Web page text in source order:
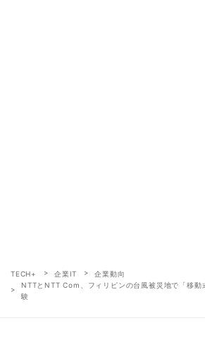
TECH+ 企業IT
企業動向
NTTとNTT Com、フィリピンの台風被災地で「移動
験